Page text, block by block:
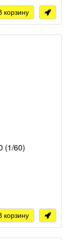
корзину
(1/60)
корзину